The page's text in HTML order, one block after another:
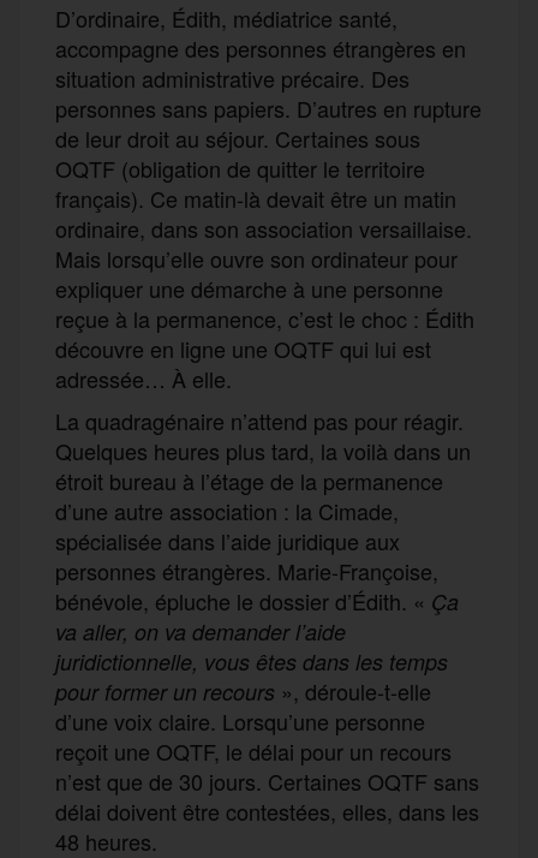
D’ordinaire, Édith, médiatrice santé,
accompagne des personnes étrangères en
situation administrative précaire. Des
personnes sans papiers. D’autres en rupture
de leur droit au séjour. Certaines sous
OQTF (obligation de quitter le territoire
français). Ce matin-là devait être un matin
ordinaire, dans son association versaillaise.
Mais lorsqu’elle ouvre son ordinateur pour
expliquer une démarche à une personne
reçue à la permanence, c’est le choc : Édith
découvre en ligne une OQTF qui lui est
adressée… À elle.
La quadragénaire n’attend pas pour réagir.
Quelques heures plus tard, la voilà dans un
étroit bureau à l’étage de la permanence
d’une autre association : la Cimade,
spécialisée dans l’aide juridique aux
personnes étrangères. Marie-Françoise,
bénévole, épluche le dossier d’Édith. « Ça
va aller, on va demander l’aide
juridictionnelle, vous êtes dans les temps
pour former un recours », déroule-t-elle
d’une voix claire. Lorsqu’une personne
reçoit une OQTF, le délai pour un recours
n’est que de 30 jours. Certaines OQTF sans
délai doivent être contestées, elles, dans les
48 heures.